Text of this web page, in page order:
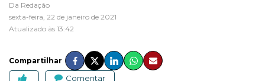
Da Redação
sexta-feira, 22 de janeiro de 2021
Atualizado às 13:42
Compartilhar
Comentar